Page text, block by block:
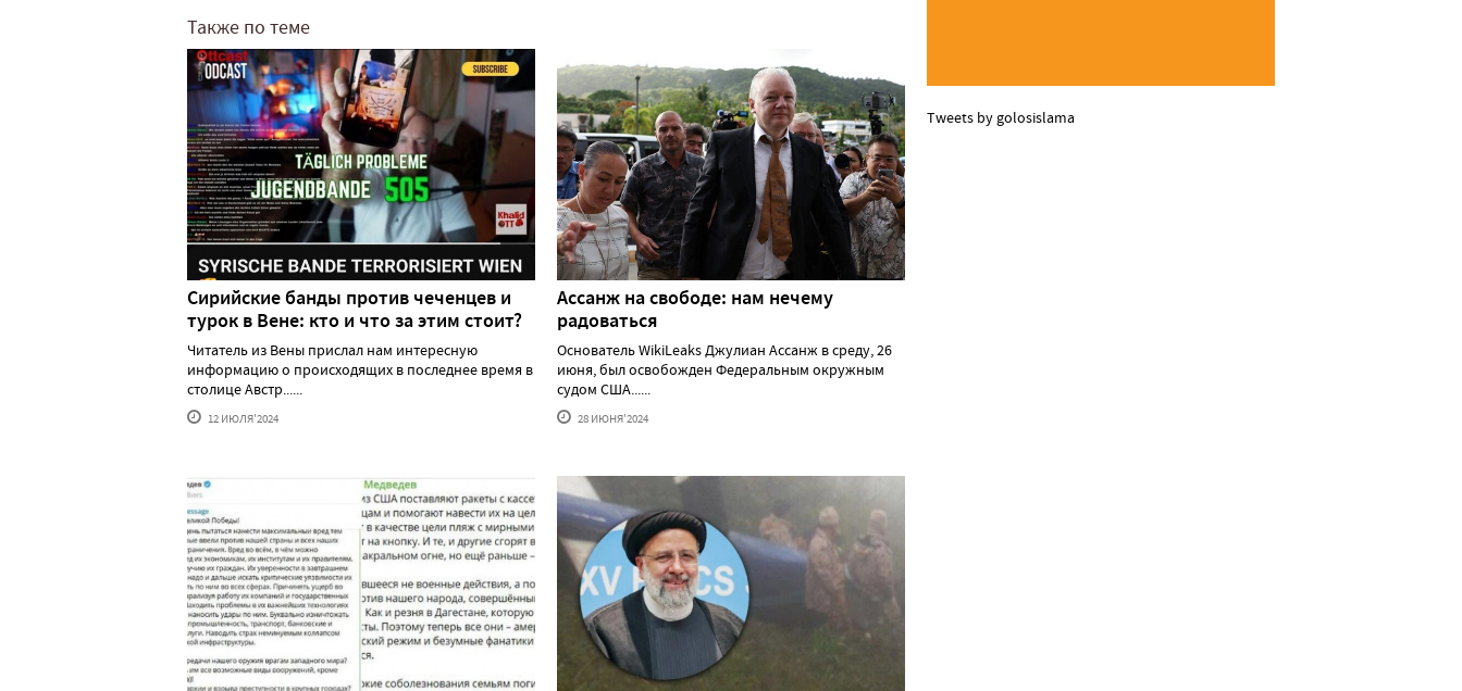
Также по теме
Сирийские банды против чеченцев и
турок в Вене: кто и что за этим стоит?
Читатель из Вены прислал нам интересную
информацию о происходящих в последнее время в
столице Австр......
12 ИЮЛЯ'2024
Ассанж на свободе: нам нечему
радоваться
Основатель WikiLeaks Джулиан Ассанж в среду, 26
июня, был освобожден Федеральным окружным
судом США......
28 ИЮНЯ'2024
Tweets by golosislama